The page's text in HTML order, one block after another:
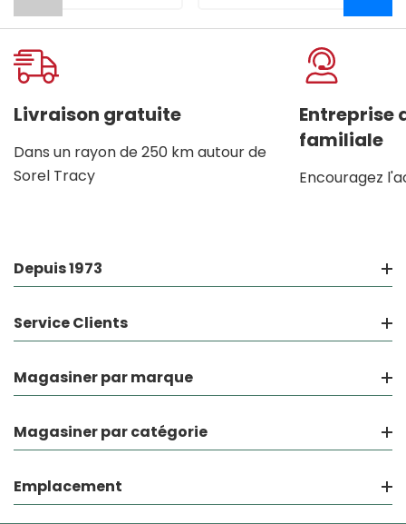
Livraison gratuite
Dans un rayon de 250 km autour de
Sorel Tracy
Entreprise
familiale
Encouragez
Depuis 1973
Service Clients
Magasiner par marque
Magasiner par catégorie
Emplacement